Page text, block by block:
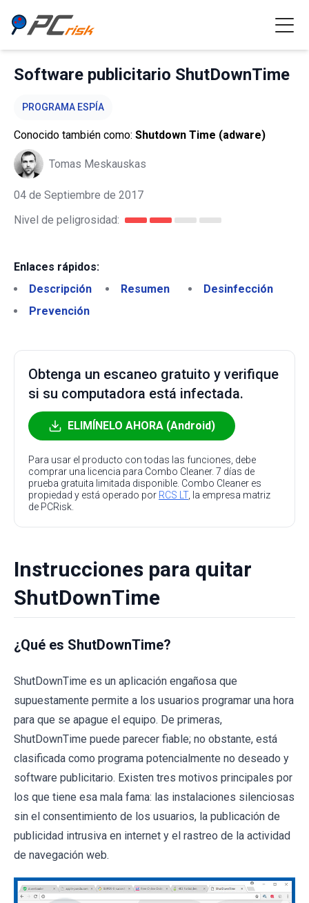
Software publicitario ShutDownTime
PROGRAMA ESPÍA
Conocido también como: Shutdown Time (adware)
Tomas Meskauskas
04 de Septiembre de 2017
Nivel de peligrosidad:
Enlaces rápidos:
Descripción
Resumen
Desinfección
Prevención
Obtenga un escaneo gratuito y verifique
si su computadora está infectada.
ELIMÍNELO AHORA (Android)
Para usar el producto con todas las funciones, debe
comprar una licencia para Combo Cleaner. 7 días de
prueba gratuita limitada disponible. Combo Cleaner es
propiedad y está operado por RCS LT, la empresa matriz
de PCRisk.
Instrucciones para quitar
ShutDownTime
¿Qué es ShutDownTime?
ShutDownTime es un aplicación engañosa que
supuestamente permite a los usuarios programar una hora
para que se apague el equipo. De primeras,
ShutDownTime puede parecer fiable; no obstante, está
clasificada como programa potencialmente no deseado y
software publicitario. Existen tres motivos principales por
los que tiene esa mala fama: las instalaciones silenciosas
sin el consentimiento de los usuarios, la publicación de
publicidad intrusiva en internet y el rastreo de la actividad
de navegación web.